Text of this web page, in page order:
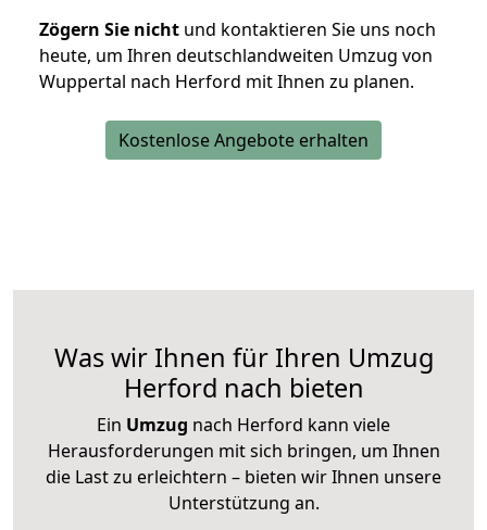
Zögern Sie nicht und kontaktieren Sie uns noch
heute, um Ihren deutschlandweiten Umzug von
Wuppertal nach Herford mit Ihnen zu planen.
Kostenlose Angebote erhalten
Was wir Ihnen für Ihren Umzug
Herford nach bieten
Ein Umzug nach Herford kann viele
Herausforderungen mit sich bringen, um Ihnen
die Last zu erleichtern – bieten wir Ihnen unsere
Unterstützung an.